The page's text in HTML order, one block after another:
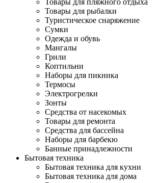
Товары для пляжного отдыха
Товары для рыбалки
Туристическое снаряжение
Сумки
Одежда и обувь
Мангалы
Грили
Коптильни
Наборы для пикника
Термосы
Электрогрелки
Зонты
Средства от насекомых
Товары для ремонта
Средства для бассейна
Наборы для барбекю
Банные принадлежности
Бытовая техника
Бытовая техника для кухни
Бытовая техника для дома